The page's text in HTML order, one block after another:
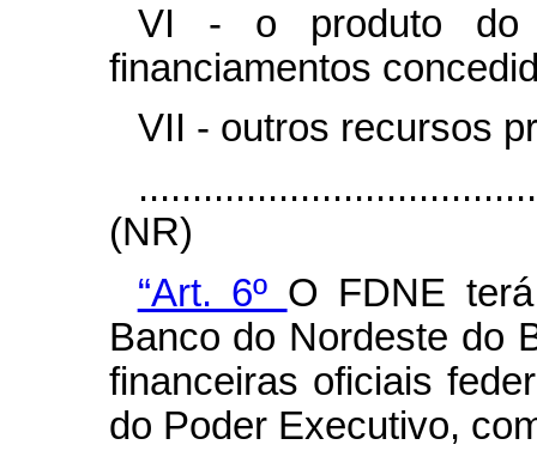
VI - o produto do
financiamentos
VII - outros recursos
(NR)
“Art. 6º O FDNE
Banco do Nordeste do
financeiras oficiais
do Poder Executivo,